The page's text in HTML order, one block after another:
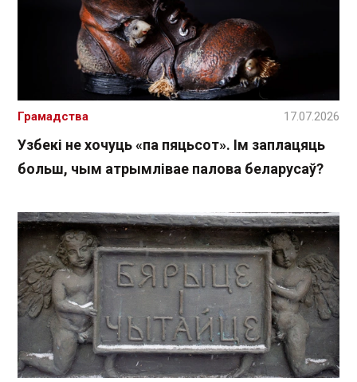
Узбекі не хочуць «па пяцьсот». Ім заплацяць
больш, чым атрымлівае палова беларусаў?
Грамадства 17.07.2026